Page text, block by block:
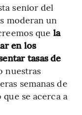
senior del
moderan un
que la
en los
tasas de
nuestras
semanas de
se acerca a